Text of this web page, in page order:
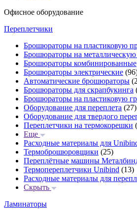
Офисное оборудование
Переплетчики
Брошюраторы на пластиковую
Брошюраторы на
Брошюраторы комбинированные
Брошюраторы электрические
Автоматические брошюраторы
Брошюраторы для скрапбукинга
Брошюраторы на пластиковую
Оборудование для переплета (27)
Оборудование для твердого
Переплетчики на термокорешки
Еще
Расходные материалы для
Термоброшюровщики (25)
Переплётные машины
Термопереплетчики Unibind (13)
Расходные материалы для
Скрыть
Ламинаторы